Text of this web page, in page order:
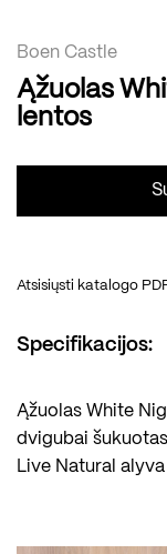
Boen Castle
Ąžuolas
lentos
Atsisiųsti katalogo
Specifikacijos:
Ąžuolas White
dvigubai
Live Natural alyva